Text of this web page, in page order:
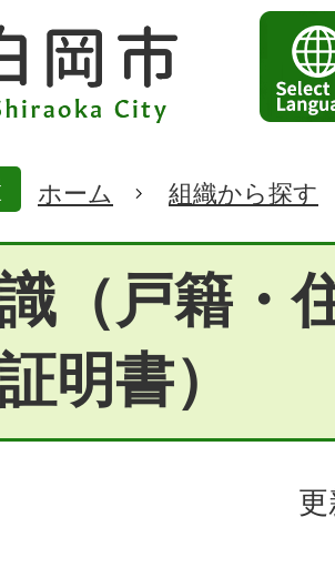
ホーム 組織から探す
（戸籍・
明書）